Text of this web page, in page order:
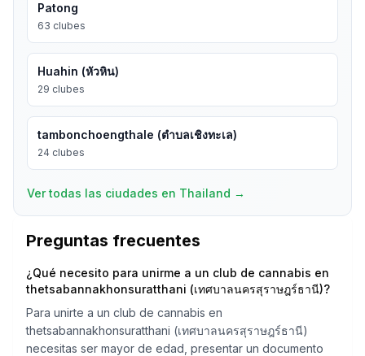
Patong
63 clubes
Huahin (หัวหิน)
29 clubes
tambonchoengthale (ตำบลเชิงทะเล)
24 clubes
Ver todas las ciudades en Thailand →
Preguntas frecuentes
¿Qué necesito para unirme a un club de cannabis en
thetsabannakhonsuratthani (เทศบาลนครสุราษฎร์ธานี)?
Para unirte a un club de cannabis en
thetsabannakhonsuratthani (เทศบาลนครสุราษฎร์ธานี)
necesitas ser mayor de edad, presentar un documento